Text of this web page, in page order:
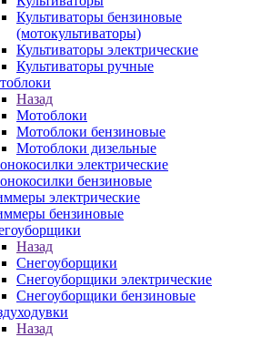
Культиваторы бензиновые
(мотокультиваторы)
Культиваторы электрические
Культиваторы ручные
Назад
Мотоблоки
Мотоблоки бензиновые
Мотоблоки дизельные
электрические
бензиновые
электрические
бензиновые
Назад
Снегоуборщики
Снегоуборщики электрические
Снегоуборщики бензиновые
Назад